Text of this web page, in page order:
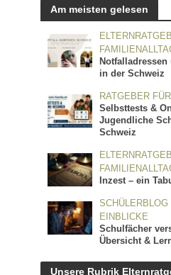
Am meisten gelesen
in der Schweiz
RATGEBER
Selbsttests &
Jugendliche
Schweiz
Inzest – ein
EINBLICKE
Schulfächer
Übersicht &
Unsere Rubrik